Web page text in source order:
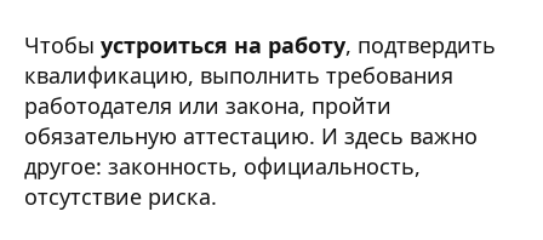
Чтобы устроиться на работу, подтвердить
квалификацию, выполнить требования
работодателя или закона, пройти
обязательную аттестацию. И здесь важно
другое: законность, официальность,
отсутствие риска.